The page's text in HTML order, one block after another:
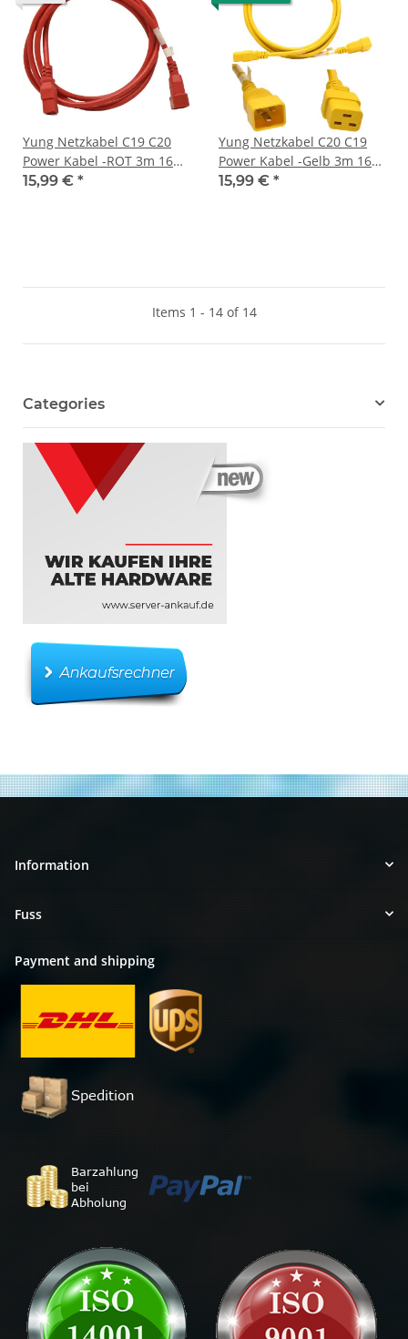
Yung Netzkabel C19 C20
Power Kabel -ROT 3m 16A
250V Verlängerung
15,99 € *
Yung Netzkabel C20 C19
Power Kabel -Gelb 3m 16A
250V Verlängerung
15,99 € *
Items 1 - 14 of 14
Categories
Information
Fuss
Payment and shipping